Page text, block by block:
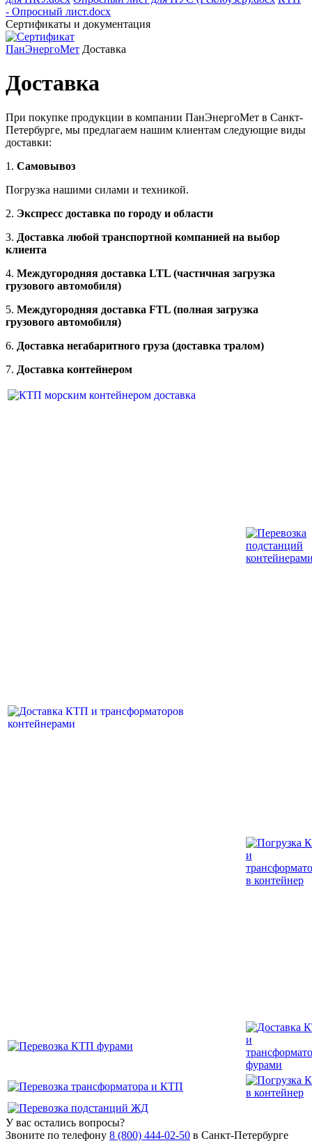
- Опросный лист.docx
Сертификаты и документация
ПанЭнергоМет Доставка
Доставка
При покупке продукции в компании ПанЭнергоМет в Санкт-
Петербурге, мы предлагаем нашим клиентам следующие виды
доставки:
1. Самовывоз
Погрузка нашими силами и техникой.
2. Экспресс доставка по городу и области
3. Доставка любой транспортной компанией на выбор
клиента
4. Междугородняя доставка LTL (частичная загрузка
грузового автомобиля)
5. Междугородняя доставка FTL (полная загрузка
грузового автомобиля)
6. Доставка негабаритного груза (доставка тралом)
7. Доставка контейнером
У вас остались вопросы?
Звоните по телефону 8 (800) 444-02-50 в Санкт-Петербурге